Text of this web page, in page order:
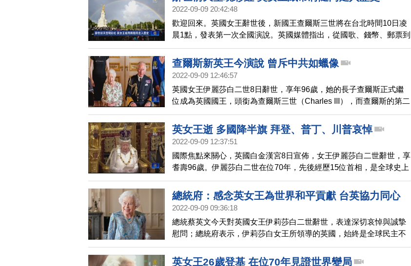
2022-09-09 20:42:48
歡迎回來。英國女王辭世後，新國王查爾斯三世將在台北時間10日凌
晨1點，發表第一次全國演說。英國媒體指出，從國歌、錢幣、郵票到
護照等生活中許多方面，都將隨新王上任有所改變。印有英國女王肖
像的紙鈔和硬幣短期內可能繼續發行，原本就流通的貨幣仍可以使
用，但會逐漸換成新君主的肖像。
查爾斯新英王今演說 曾斥中共如蠟像
2022-09-09 12:46:57
英國女王伊麗莎白二世8日辭世，享年96歲，她的長子查爾斯正式繼
位成為英國國王，頭銜為查爾斯三世（Charles III），而查爾斯的第二
任妻子卡蜜拉（Camilla）成為英國王后。今年73歲的查爾斯，以英國
國王身分在第一份公開聲明中，哀悼她的母親、英國女王辭世，表示
這是他與全體家人最哀傷的時刻。查爾斯三世預計9日將發表登上王位
度屬意查爾斯擔任香港總督，1997年，查爾斯王子出席「香港主權移
交」典禮，後來也被媒體披露，他在日記上寫道，中共領導人
英女王逝 多國降半旗 拜登、普丁、川普哀悼
2022-09-09 12:37:51
國際焦點來關心，英國白金漢宮8日宣佈，女王伊麗莎白二世辭世，享
耆壽96歲。伊麗莎白二世在位70年，先後經歷15位首相，是全球史上
在位最久的女君主；她也是54個大英國協的元首，影響力深遠，包
括，拜登、普丁還有川普，多國前後位領袖都表示哀悼，甚至還降下
半旗。
總統府：感念英女王為世界和平貢獻 台英協力同心
2022-09-09 09:36:18
總統蔡英文今天對英國女王伊莉莎白二世辭世，表達深切哀悼與誠摯
慰問；總統府表示，伊莉莎白女王所領導的英國，始終是全球民主不
可或缺的中堅力量。感念女王畢生為世界和平與繁榮的貢獻；台灣會
與英國協力，持續為共同的理念價值而努力。
英女王26歲登基 在位70年見證世界變局